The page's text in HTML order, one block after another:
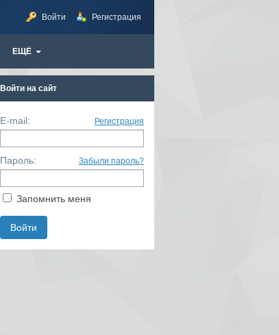
Войти Регистрация
ЕЩЁ
Войти на сайт
E-mail: Регистрация
Пароль: Забыли пароль?
Запомнить меня